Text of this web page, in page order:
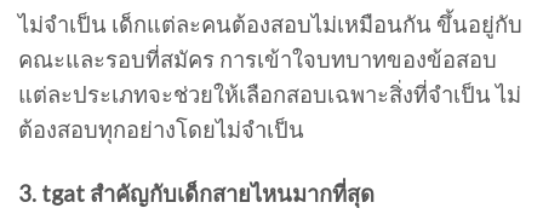
ไม่จำเป็น เด็กแต่ละคนต้องสอบไม่เหมือนกัน ขึ้นอยู่กับ
คณะและรอบที่สมัคร การเข้าใจบทบาทของข้อสอบ
แต่ละประเภทจะช่วยให้เลือกสอบเฉพาะสิ่งที่จำเป็น ไม่
ต้องสอบทุกอย่างโดยไม่จำเป็น
3. tgat สำคัญกับเด็กสายไหนมากที่สุด